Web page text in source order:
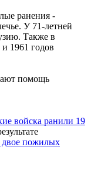
ранения -
У 71-летней
Также в
1961 годов
помощь
войска ранили 19
двое пожилых